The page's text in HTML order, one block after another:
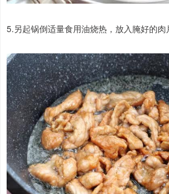
5.另起锅倒适量食用油烧热，放入腌好的肉